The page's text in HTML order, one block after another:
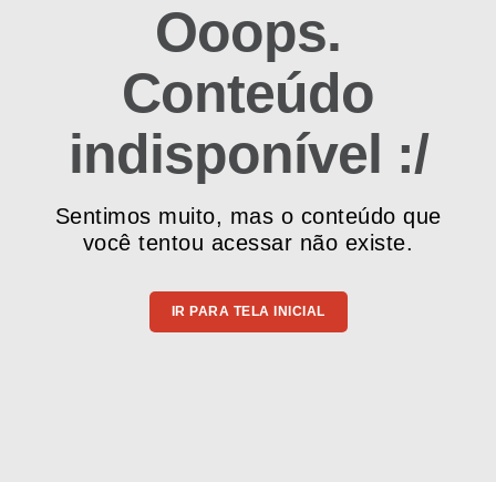
Ooops.
Conteúdo
indisponível :/
Sentimos muito, mas o conteúdo que
você tentou acessar não existe.
IR PARA TELA INICIAL